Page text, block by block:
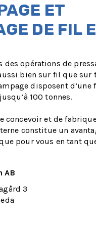
ET
DE FIL
des opérations de
bien sur fil que sur
disposent d’une
100 tonnes.
concevoir et de
constitue un
pour vous en tant
AB
3